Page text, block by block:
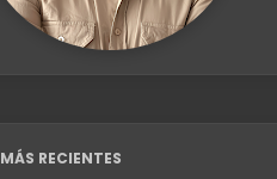
MÁS RECIENTES